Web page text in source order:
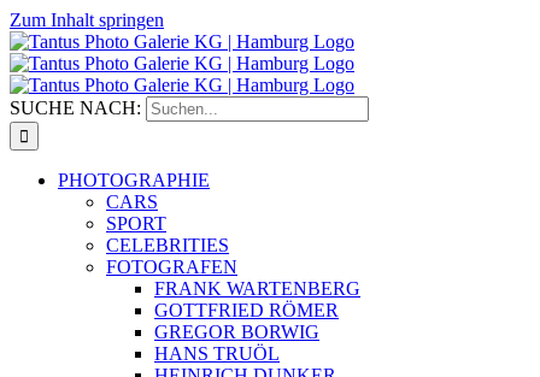
Zum Inhalt springen
SUCHE NACH:
PHOTOGRAPHIE
CARS
SPORT
CELEBRITIES
FOTOGRAFEN
FRANK WARTENBERG
GOTTFRIED RÖMER
GREGOR BORWIG
HANS TRUÖL